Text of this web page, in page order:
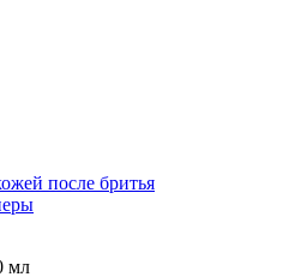
после бритья